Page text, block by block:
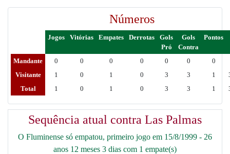
Números
Jogos Vitórias Empates Derrotas
Gols
Pró
Gols
Contra
Pontos
Mandante 0 0 0 0 0 0
0
Visitante
1 0 1 0 3 3 1
Total
1 0 1 0 3 3 1
Sequência atual contra Las Palmas
O Fluminense só empatou, primeiro jogo em 15/8/1999 - 26
anos 12 meses 3 dias com 1 empate(s)